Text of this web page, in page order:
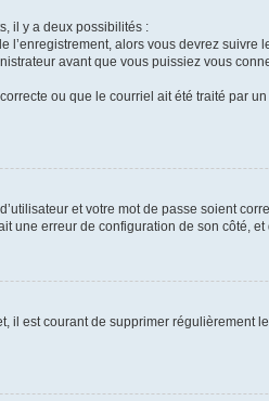
il y a deux possibilités :
alors vous devrez
avant que vous puissiez vous
ou que le courriel ait été traité par
et votre mot de passe soient
une erreur de configuration de son côté, et
il est courant de supprimer